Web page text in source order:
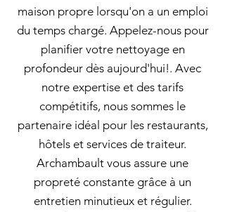
maison propre lorsqu'on a un emploi
du temps chargé. Appelez-nous pour
planifier votre nettoyage en
profondeur dès aujourd'hui!. Avec
notre expertise et des tarifs
compétitifs, nous sommes le
partenaire idéal pour les restaurants,
hôtels et services de traiteur.
Archambault vous assure une
propreté constante grâce à un
entretien minutieux et régulier.